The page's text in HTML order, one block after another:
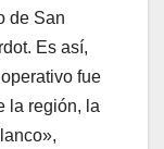
de San
Es así,
fue
la región, la